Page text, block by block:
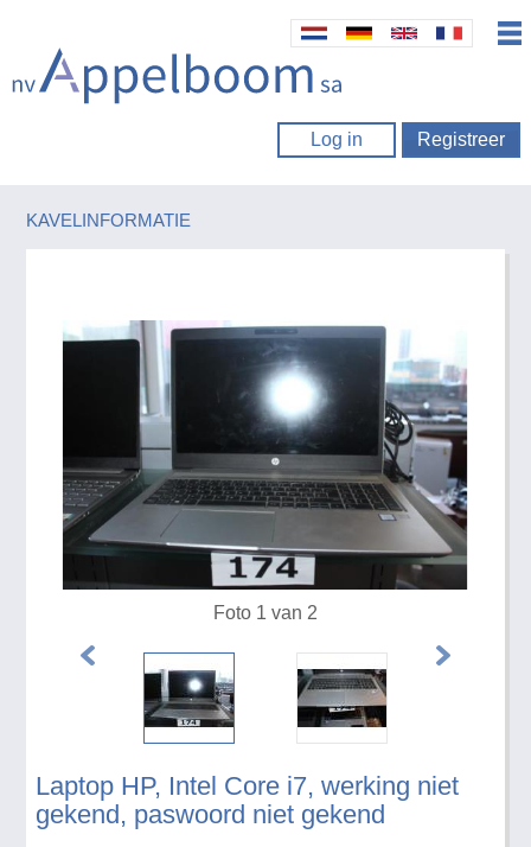
Log in Registreer
KAVELINFORMATIE
Laptop HP, Intel Core i7, werking niet
gekend, paswoord niet gekend
Foto 1 van 2